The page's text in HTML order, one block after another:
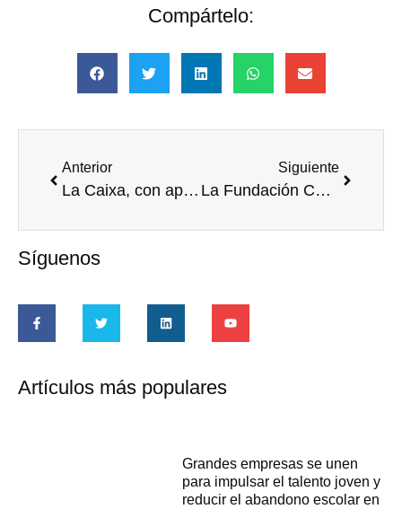
Compártelo:
Anterior
La Caixa, con apoyo de la Diputación de Córdoba y Cáritas, repartirá 1.418 lotes de productos de primera necesidad
Siguiente
La Fundación CODESPA le invita a la presentación del libro: Voluntariado Corporativo para el Desarrollo
Síguenos
Artículos más populares
Grandes empresas se unen
para impulsar el talento joven y
reducir el abandono escolar en